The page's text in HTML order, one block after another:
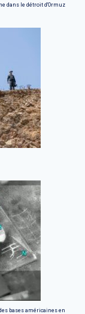
dans le détroit d'Ormuz
bases américaines en